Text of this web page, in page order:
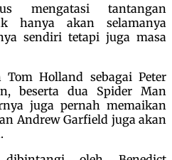
mengatasi tantangan
hanya akan selamanya
sendiri tetapi juga masa
Holland sebagai Peter
beserta dua Spider Man
juga pernah memaikan
Andrew Garfield juga akan